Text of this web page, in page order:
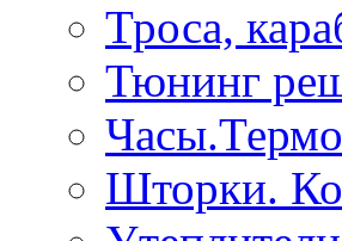
Троса,
Тюнинг
Шторки.